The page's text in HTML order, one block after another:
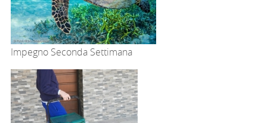
Impegno Seconda Settimana